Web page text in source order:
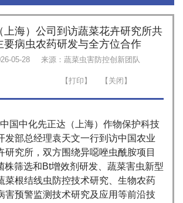
上海）公司到访蔬菜花卉研究所共
要病虫农药研发与全方位合作
05-28 来源：蔬菜虫害防控创新团队
中化先正达（上海）作物保护科技
发部总经理袁天文一行到访中国农业
研究所，双方围绕异噁唑虫酰胺项目
株筛选和Bt增效剂研发、蔬菜害虫新型
菜根结线虫防控技术研究、生物农药
害预警监测技术研究及应用等前沿技